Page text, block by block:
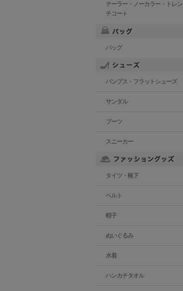
テーラー・ノーカラー・トレン
チコート
バッグ
パンプス・フラットシューズ
サンダル
ブーツ
スニーカー
タイツ・靴下
ベルト
帽子
ぬいぐるみ
水着
ハンカチタオル